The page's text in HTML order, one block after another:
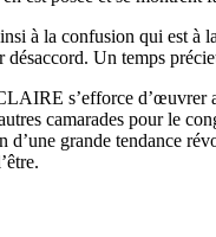
à la confusion qui est
Un temps
s’efforce d’œuvrer
camarades pour le
grande tendance